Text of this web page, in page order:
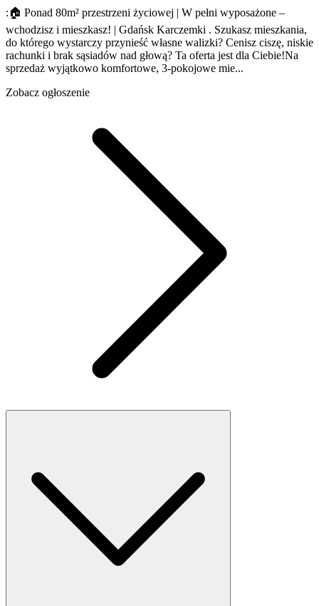
:🏠 Ponad 80m² przestrzeni życiowej | W pełni wyposażone –
wchodzisz i mieszkasz! | Gdańsk Karczemki . Szukasz mieszkania,
do którego wystarczy przynieść własne walizki? Cenisz ciszę, niskie
rachunki i brak sąsiadów nad głową? Ta oferta jest dla Ciebie!Na
sprzedaż wyjątkowo komfortowe, 3-pokojowe mie...
Zobacz ogłoszenie